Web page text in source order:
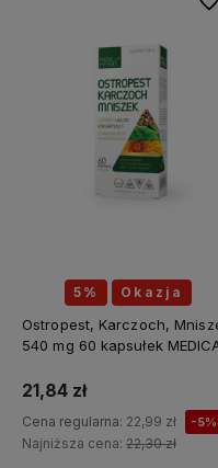
5% Okazja
Ostropest, Karczoch,
540 mg 60 kapsułek
21,84 zł
Cena regularna: 22,99 zł -5%
Najniższa cena: 22,30 zł